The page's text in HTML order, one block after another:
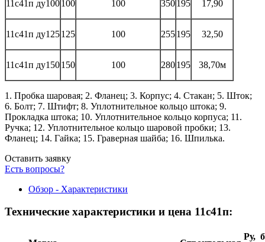
11с41п ду100100 100 350195 17,90
11с41п ду125125 100 255195 32,50
11с41п ду150150 100 280195 38,70м
1. Пробка шаровая; 2. Фланец; 3. Корпус; 4. Стакан; 5. Шток;
6. Болт; 7. Штифт; 8. Уплотнительное кольцо штока; 9.
Прокладка штока; 10. Уплотнительное кольцо корпуса; 11.
Ручка; 12. Уплотнительное кольцо шаровой пробки; 13.
Фланец; 14. Гайка; 15. Граверная шайба; 16. Шпилька.
Оставить заявку
Есть вопросы?
Обзор - Характеристики
Технические характеристики и цена 11с41п:
Ру,